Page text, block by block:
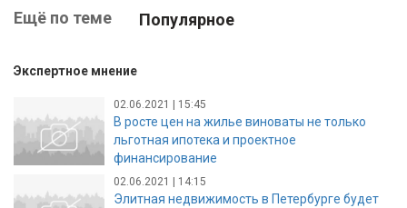
Ещё по теме Популярное
Экспертное мнение
02.06.2021 | 15:45
В росте цен на жилье виноваты не только
льготная ипотека и проектное
финансирование
02.06.2021 | 14:15
Элитная недвижимость в Петербурге будет